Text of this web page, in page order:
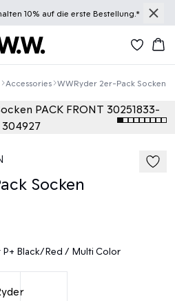
10% auf die erste Bestellung.*
Accessories WWRyder 2er-Pack Socken
Socken
Black/Red / Multi Color